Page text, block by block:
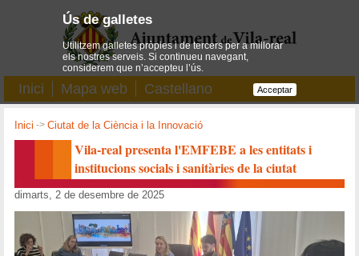
Inici Mapa web Castellano
Inici ->Ciutat de la Ciència i la Innovació
Vila-real presenta l'EMFEBE a les entitats i
institucions socials i sanitàries de la ciutat
dimarts, 2 de desembre de 2025
Ús de galletes
Utilitzem galletes pròpies i de tercers per a millorar
els nostres serveis. Si continueu navegant,
considerem que n’accepteu l’ús.
Acceptar